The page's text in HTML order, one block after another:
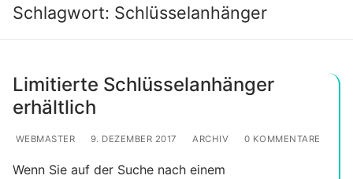
Schlagwort: Schlüsselanhänger
Limitierte Schlüsselanhänger
erhältlich
WEBMASTER 9. DEZEMBER 2017 ARCHIV 0 KOMMENTARE
Wenn Sie auf der Suche nach einem